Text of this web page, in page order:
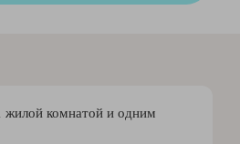
жилой комнатой и одним